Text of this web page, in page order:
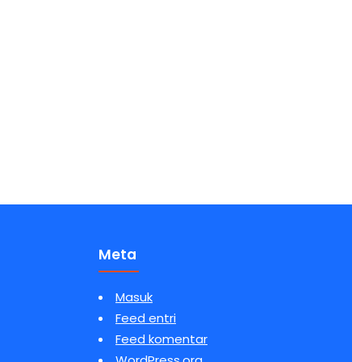
Meta
Masuk
Feed entri
Feed komentar